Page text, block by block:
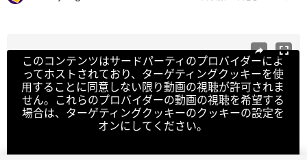
このコンテンツはサードパーティのプロバイダーによ
ってホストされており、ターゲティングクッキーを使
用することに同意しない限り動画の視聴が許可されま
せん。これらのプロバイダーの動画の視聴を希望する
場合は、ターゲティングクッキーのクッキーの設定を
オンにしてください。